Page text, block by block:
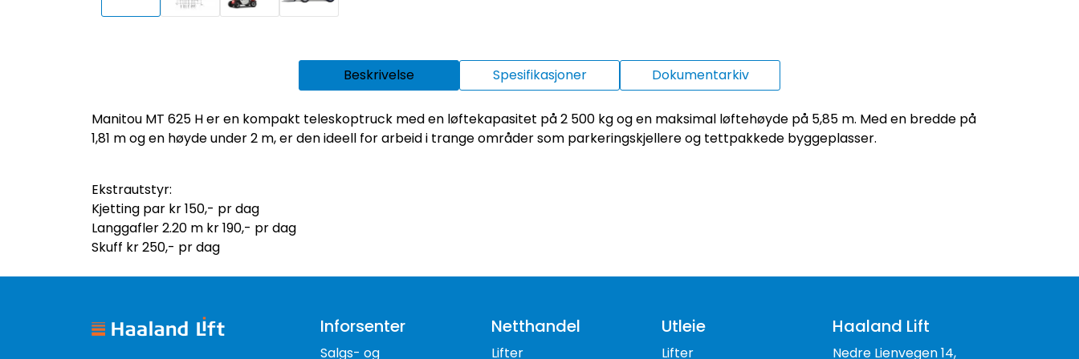
Beskrivelse Spesifikasjoner Dokumentarkiv
Manitou MT 625 H er en kompakt teleskoptruck med en løftekapasitet på 2 500 kg og en maksimal løftehøyde på 5,85 m. Med en bredde på
1,81 m og en høyde under 2 m, er den ideell for arbeid i trange områder som parkeringskjellere og tettpakkede byggeplasser.
Ekstrautstyr:
Kjetting par kr 150,- pr dag
Langgafler 2.20 m kr 190,- pr dag
Skuff kr 250,- pr dag
Inforsenter
Salgs- og
Netthandel
Lifter
Utleie
Lifter
Haaland Lift
Nedre Lienvegen 14,